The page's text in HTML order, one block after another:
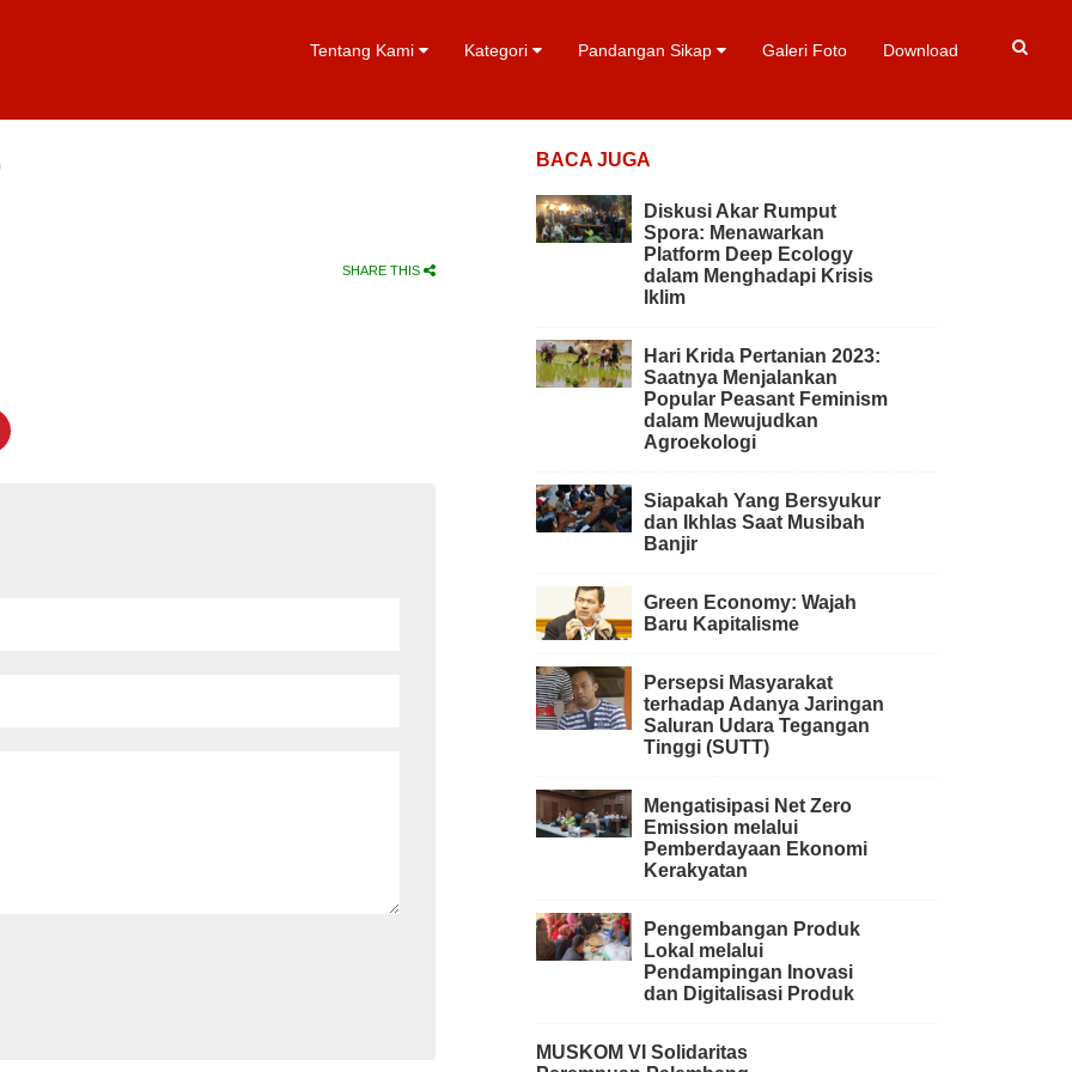
Tentang Kami Kategori Pandangan Sikap Galeri Foto Download
SHARE THIS
BACA JUGA
Diskusi Akar Rumput
Spora: Menawarkan
Platform Deep Ecology
dalam Menghadapi Krisis
Iklim
Hari Krida Pertanian 2023:
Saatnya Menjalankan
Popular Peasant Feminism
dalam Mewujudkan
Agroekologi
Siapakah Yang Bersyukur
dan Ikhlas Saat Musibah
Banjir
Green Economy: Wajah
Baru Kapitalisme
Persepsi Masyarakat
terhadap Adanya Jaringan
Saluran Udara Tegangan
Tinggi (SUTT)
Mengatisipasi Net Zero
Emission melalui
Pemberdayaan Ekonomi
Kerakyatan
Pengembangan Produk
Lokal melalui
Pendampingan Inovasi
dan Digitalisasi Produk
MUSKOM VI Solidaritas